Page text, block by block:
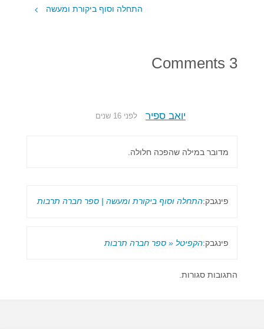
התחלה וסוף ביקורת ומעשה
3 Comments
יואב ספיר לפני 16 שנים
מדובר במילה שהפכה חלולה.
פינגבק:התחלה וסוף ביקורת ומעשה | ספר חברה תרבות
פינגבק:הקפיטל « ספר חברה תרבות
התגובות סגורות.